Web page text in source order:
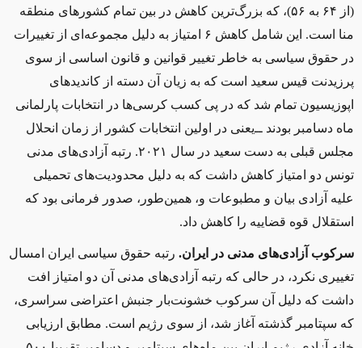
(از ۶۴ به ۵۶)، که بزرگ‌ترین کاهش در بین تمام کشورهای منطقه
منا است. این شامل کاهش ۶ امتیاز به دلیل مجموعه‌ای از تغییرات
در حقوق سیاسی به خاطر تغییر قوانین و قانون اساسی از سوی
پرزیدنت قیس سعید است که به زیان آن دسته از کاندیدهای
اپوزیسیون تمام شد که در پی کسب کرسی‌ها در انتخابات پارلمانی
ماه دسامبر بودند ‌ــ‌یعنی در اولین انتخابات کشور از زمان انحلال
مجلس قبلی به دست سعید در سال ۲۰۲۱. رتبه آزادی‌های مدنی
تونس دو امتیاز کاهش داشت که به دلیل محدودیت‌های تحمیلی
علیه آزادی بیان و مطبوعات و، همین‌طور، صدور فرمانی بود که
استقلال قوه قضاییه را کاهش داد.
سرکوب آزادی‌های مدنی در ایران. رتبه حقوق سیاسی ایران امسال
تغییری نکرد، در حالی که رتبه آزادی‌های مدنی آن دو امتیاز افت
داشت که دلیل آن سرکوب خشونت‌بار جنبش اعتراضی سراسری،
که سپتامبر گذشته آغاز شد، از سوی رژ‌یم است. مطابق ارزیابی